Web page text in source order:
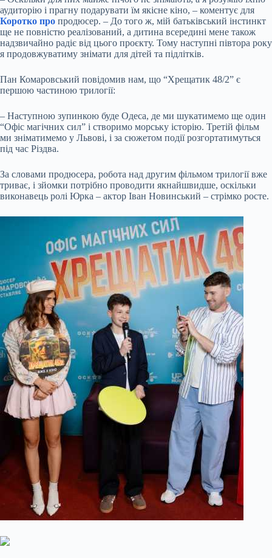
аудиторію і прагну подарувати їм якісне кіно, – коментує для
Коротко про продюсер. – До того ж, мій батьківський інстинкт
ще не повністю реалізований, а дитина всередині мене також
надзвичайно радіє від цього проєкту. Тому наступні півтора року
я продовжуватиму знімати для дітей та підлітків.
Пан Комаровський повідомив нам, що “Хрещатик 48/2” є
першою частиною трилогії:
– Наступною зупинкою буде Одеса, де ми шукатимемо ще один
“Офіс магічних сил” і створимо морську історію. Третій фільм
ми зніматимемо у Львові, і за сюжетом події розгортатимуться
під час Різдва.
За словами продюсера, робота над другим фільмом трилогії вже
триває, і зйомки потрібно проводити якнайшвидше, оскільки
виконавець ролі Юрка – актор Іван Новинський – стрімко росте.